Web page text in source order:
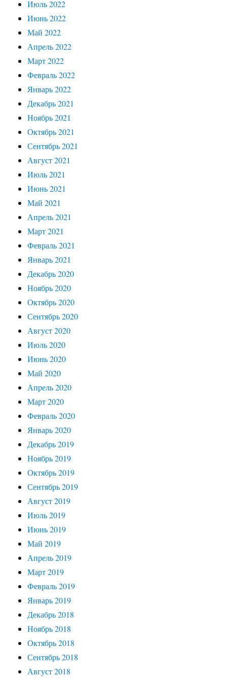
Июль 2022
Июнь 2022
Май 2022
Апрель 2022
Март 2022
Февраль 2022
Январь 2022
Декабрь 2021
Ноябрь 2021
Октябрь 2021
Сентябрь 2021
Август 2021
Июль 2021
Июнь 2021
Май 2021
Апрель 2021
Март 2021
Февраль 2021
Январь 2021
Декабрь 2020
Ноябрь 2020
Октябрь 2020
Сентябрь 2020
Август 2020
Июль 2020
Июнь 2020
Май 2020
Апрель 2020
Март 2020
Февраль 2020
Январь 2020
Декабрь 2019
Ноябрь 2019
Октябрь 2019
Сентябрь 2019
Август 2019
Июль 2019
Июнь 2019
Май 2019
Апрель 2019
Март 2019
Февраль 2019
Январь 2019
Декабрь 2018
Ноябрь 2018
Октябрь 2018
Сентябрь 2018
Август 2018